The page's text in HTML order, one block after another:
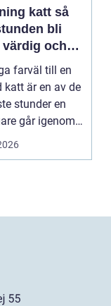
katt så
bli
värdig och
farväl till en
katt är en av de
stunder en
går igenom.
o...